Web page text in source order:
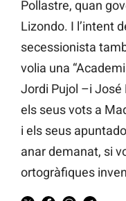
Pollastre, quan
Lizondo. I l’intent
secessionista
volia una
Jordi Pujol –i José
els seus vots a
i els seus
anar demanat, si
ortogràfiques